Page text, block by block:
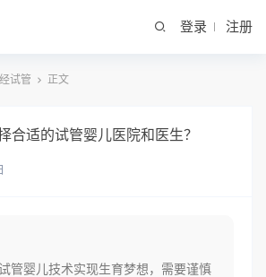
登录 注册
试管 正文
合适的试管婴儿医院和医生？
管婴儿技术实现生育梦想，需要谨慎